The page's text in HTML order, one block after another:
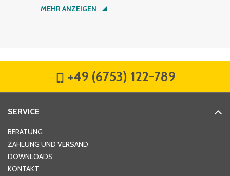
Nachname*
Hausnummer
MEHR ANZEIGEN
+49 (6753) 122-789
SERVICE
BERATUNG
ZAHLUNG UND VERSAND
DOWNLOADS
KONTAKT